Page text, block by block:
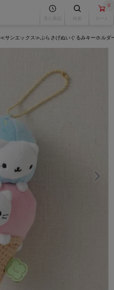
0
≪サンエックス≫ぶらさげぬいぐるみキーホルダ